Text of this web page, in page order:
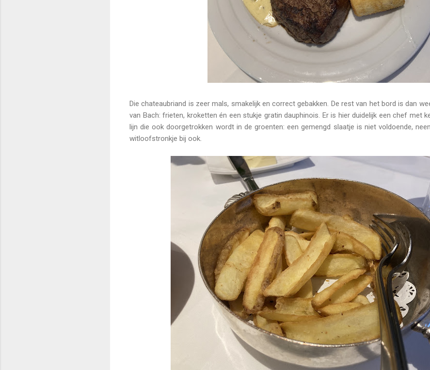
Die chateaubriand is zeer mals, smakelijk en correct gebakken. De rest van het bord is dan
van Bach: frieten, kroketten én een stukje gratin dauphinois. Er is hier duidelijk een chef met
lijn die ook doorgetrokken wordt in de groenten: een gemengd slaatje is niet voldoende,
witloofstronkje bij ook.